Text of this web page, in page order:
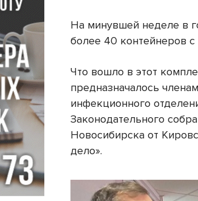
На минувшей неделе в
более 40 контейнеров
Что вошло в этот
предназначалось
инфекционного
Законодательного
Новосибирска от
дело».